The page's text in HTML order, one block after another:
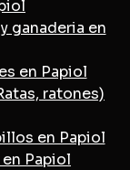
ganaderia en
en Papiol
ratones)
en Papiol
Papiol